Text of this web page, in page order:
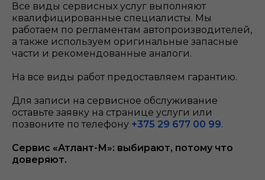
Все виды сервисных услуг выполняют
квалифицированные специалисты. Мы
работаем по регламентам автопроизводителей,
а также используем оригинальные запасные
части и рекомендованные аналоги.
На все виды работ предоставляем гарантию.
Для записи на сервисное обслуживание
оставьте заявку на странице услуги или
позвоните по телефону +375 29 677 00 99.
Сервис «Атлант-М»: выбирают, потому что
доверяют.